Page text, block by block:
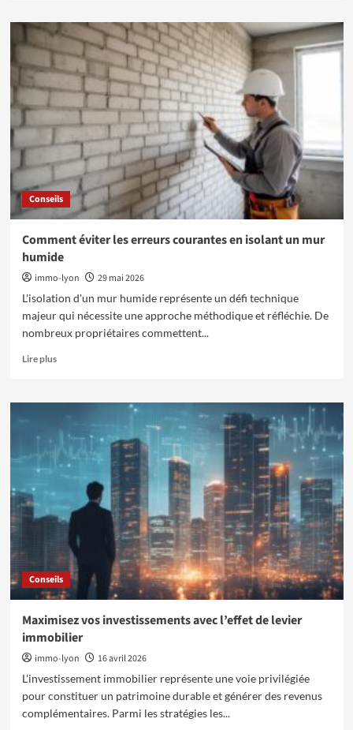
sur
Comment
choisir
le
mobilier
idéal
pour
hôtels
et
restaurants
Conseils
Comment éviter les erreurs courantes en isolant un mur
humide
immo-lyon
29 mai 2026
L'isolation d'un mur humide représente un défi technique
majeur qui nécessite une approche méthodique et réfléchie. De
nombreux propriétaires commettent...
Lire plusEn
sur
éviter
les
erreurs
courantes
isolant
un
humide
Conseils
Maximisez vos investissements avec l’effet de levier
immobilier
immo-lyon
16 avril 2026
L'investissement immobilier représente une voie privilégiée
pour constituer un patrimoine durable et générer des revenus
complémentaires. Parmi les stratégies les...